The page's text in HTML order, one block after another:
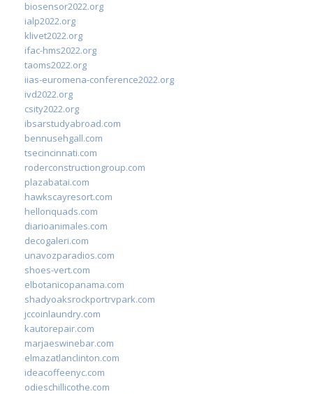
biosensor2022.org
ialp2022.org
klivet2022.org
ifac-hms2022.org
taoms2022.org
iias-euromena-conference2022.org
ivd2022.org
csity2022.org
ibsarstudyabroad.com
bennusehgall.com
tsecincinnati.com
roderconstructiongroup.com
plazabatai.com
hawkscayresort.com
hellonquads.com
diarioanimales.com
decogaleri.com
unavozparadios.com
shoes-vert.com
elbotanicopanama.com
shadyoaksrockportrvpark.com
jccoinlaundry.com
kautorepair.com
marjaeswinebar.com
elmazatlanclinton.com
ideacoffeenyc.com
odieschillicothe.com